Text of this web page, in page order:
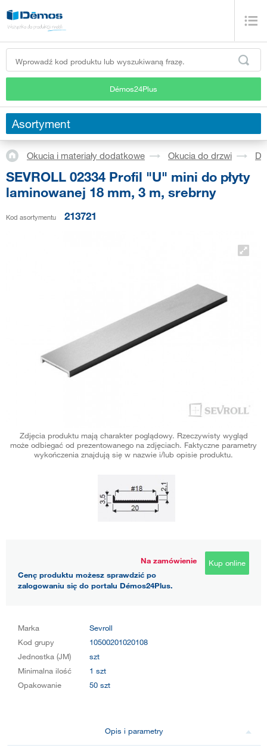
Démos24Plus
Asortyment
Okucia i materiały dodatkowe Okucia do drzwi
SEVROLL 02334 Profil "U" mini do płyty
laminowanej 18 mm, 3 m, srebrny
Kod asortymentu 213721
Zdjęcia produktu mają charakter poglądowy. Rzeczywisty wygląd
może odbiegać od prezentowanego na zdjęciach. Faktyczne parametry
wykończenia znajdują się w nazwie i/lub opisie produktu.
Na zamówienie
Cenę produktu możesz sprawdzić po
zalogowaniu się do portalu Démos24Plus.
Kup online
Marka
Sevroll
Kod grupy
10500201020108
Jednostka (JM)
szt
Minimalna ilość
1 szt
Opakowanie
50 szt
Opis i parametry